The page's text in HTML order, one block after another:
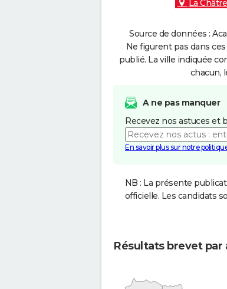
La Châtre
Source de données :
Ne figurent pas dans
publié. La ville indiquée
chacun,
A ne pas manquer
Recevez nos astuces et
En savoir plus sur notre
NB : La présente
officielle. Les candidats
Résultats brevet par